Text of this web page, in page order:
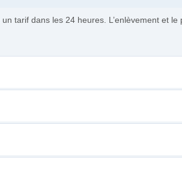
tarif dans les 24 heures. L’enlèvement et